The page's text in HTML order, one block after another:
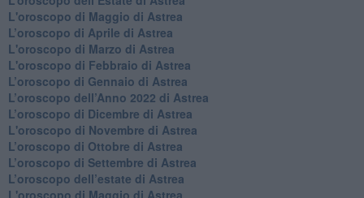
L'oroscopo di Maggio di Astrea
​L’oroscopo di Aprile di Astrea
L'oroscopo di Marzo di Astrea
L'oroscopo di Febbraio di Astrea
​L’oroscopo di Gennaio di Astrea
​L’oroscopo dell’Anno 2022 di Astrea
​L’oroscopo di Dicembre di Astrea
L'oroscopo di Novembre di Astrea
​L’oroscopo di Ottobre di Astrea
​L’oroscopo di Settembre di Astrea
L’oroscopo dell’estate di Astrea
L'oroscopo di Maggio di Astrea